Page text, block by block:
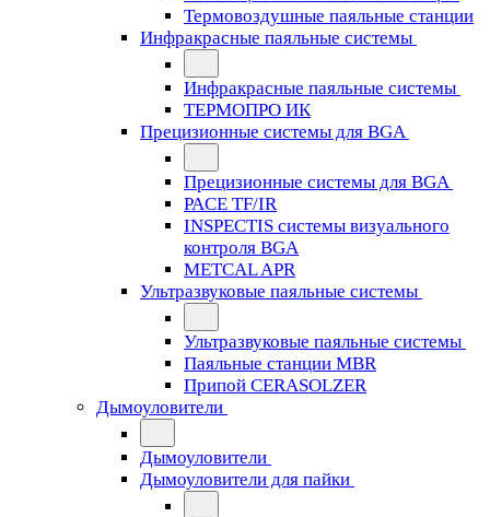
Термовоздушные паяльные станции
Инфракрасные паяльные системы
Инфракрасные паяльные системы
ТЕРМОПРО ИК
Прецизионные системы для BGA
Прецизионные системы для BGA
PACE TF/IR
INSPECTIS системы визуального
контроля BGA
METCAL APR
Ультразвуковые паяльные системы
Ультразвуковые паяльные системы
Паяльные станции MBR
Припой CERASOLZER
Дымоуловители
Дымоуловители
Дымоуловители для пайки